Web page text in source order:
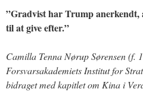
”Gradvist har Trump anerkendt,
til at give efter.”
Camilla Tenna Nørup Sørensen (f.
Forsvarsakademiets Institut for
bidraget med kapitlet om Kina i